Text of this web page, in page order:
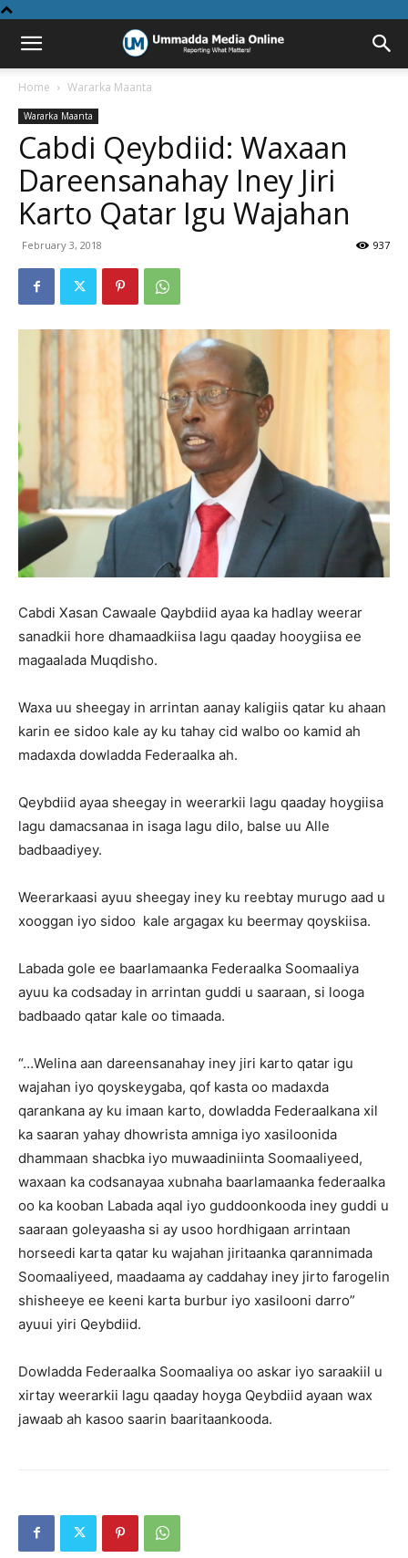
Home Wararka Maanta
Wararka Maanta
Cabdi Qeybdiid: Waxaan
Dareensanahay Iney Jiri
Karto Qatar Igu Wajahan
February 3, 2018 937
Cabdi Xasan Cawaale Qaybdiid ayaa ka hadlay weerar
sanadkii hore dhamaadkiisa lagu qaaday hooygiisa ee
magaalada Muqdisho.
Waxa uu sheegay in arrintan aanay kaligiis qatar ku ahaan
karin ee sidoo kale ay ku tahay cid walbo oo kamid ah
madaxda dowladda Federaalka ah.
Qeybdiid ayaa sheegay in weerarkii lagu qaaday hoygiisa
lagu damacsanaa in isaga lagu dilo, balse uu Alle
badbaadiyey.
Weerarkaasi ayuu sheegay iney ku reebtay murugo aad u
xooggan iyo sidoo kale argagax ku beermay qoyskiisa.
Labada gole ee baarlamaanka Federaalka Soomaaliya
ayuu ka codsaday in arrintan guddi u saaraan, si looga
badbaado qatar kale oo timaada.
“…Welina aan dareensanahay iney jiri karto qatar igu
wajahan iyo qoyskeygaba, qof kasta oo madaxda
qarankana ay ku imaan karto, dowladda Federaalkana xil
ka saaran yahay dhowrista amniga iyo xasiloonida
dhammaan shacbka iyo muwaadiniinta Soomaaliyeed,
waxaan ka codsanayaa xubnaha baarlamaanka federaalka
oo ka kooban Labada aqal iyo guddoonkooda iney guddi u
saaraan goleyaasha si ay usoo hordhigaan arrintaan
horseedi karta qatar ku wajahan jiritaanka qarannimada
Soomaaliyeed, maadaama ay caddahay iney jirto farogelin
shisheeye ee keeni karta burbur iyo xasilooni darro”
ayuui yiri Qeybdiid.
Dowladda Federaalka Soomaaliya oo askar iyo saraakiil u
xirtay weerarkii lagu qaaday hoyga Qeybdiid ayaan wax
jawaab ah kasoo saarin baaritaankooda.